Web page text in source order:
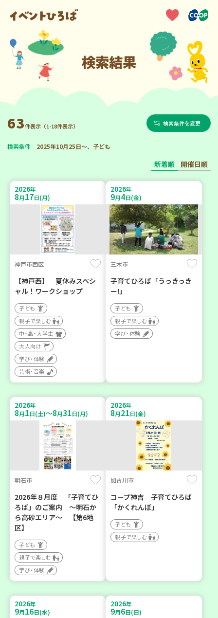
検索結果
63件表示（1-18件表示） 検索条件を変更
検索条件 2025年10月25日～、子ども
新着順 開催日順
2026年
8月17日(月)
神戸市西区
【神戸西】 夏休みスペシ
ャル！ワークショップ
子ども
親子で楽しむ
中・高・大学生
大人向け
学び・体験
芸術・音楽
2026年
9月4日(金)
三木市
子育てひろば「うっきっき
ー!」
子ども
親子で楽しむ
学び・体験
2026年
8月1日(土)～8月31日(月)
明石市
2026年８月度 「子育てひ
ろば」のご案内 ～明石か
ら高砂エリア～ 【第6地
区】
子ども
親子で楽しむ
学び・体験
2026年
8月21日(金)
加古川市
コープ神吉 子育てひろば
「かくれんぼ」
子ども
親子で楽しむ
2026年
9月16日(水)
2026年
9月6日(日)